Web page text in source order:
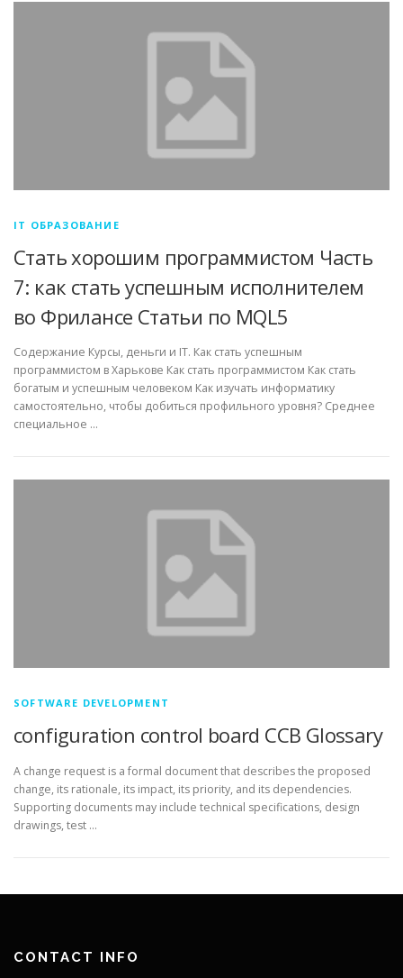
IT ОБРАЗОВАНИЕ
Стать хорошим программистом Часть
7: как стать успешным исполнителем
во Фрилансе Статьи по MQL5
Содержание Курсы, деньги и IT. Как стать успешным
программистом в Харькове Как стать программистом Как стать
богатым и успешным человеком Как изучать информатику
самостоятельно, чтобы добиться профильного уровня? Среднее
специальное …
SOFTWARE DEVELOPMENT
configuration control board CCB Glossary
A change request is a formal document that describes the proposed
change, its rationale, its impact, its priority, and its dependencies.
Supporting documents may include technical specifications, design
drawings, test …
CONTACT INFO